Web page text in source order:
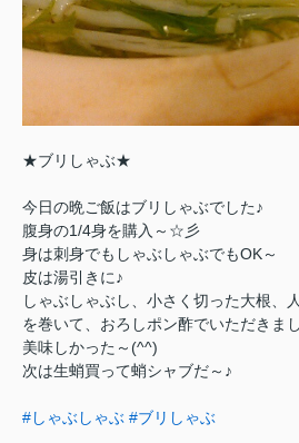
★ブリしゃぶ★
今日の晩ご飯はブリしゃぶでした♪
腹身の1/4身を購入～☆彡
身は刺身でもしゃぶしゃぶでもOK～
皮は湯引きに♪
しゃぶしゃぶし、小さく切った大根、
を巻いて、おろしポン酢でいただきまし
美味しかった～(^^)
次は生蛸買って蛸シャブだ～♪
#しゃぶしゃぶ #ブリしゃぶ